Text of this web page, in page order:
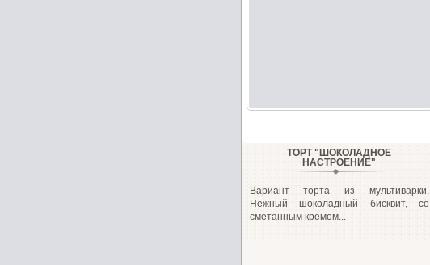
ТОРТ "ШОКОЛАДНОЕ
НАСТРОЕНИЕ"
Вариант торта из мультиварки.
Нежный шоколадный бисквит, со
сметанным кремом...